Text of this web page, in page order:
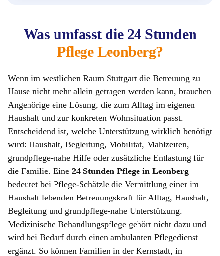
Was umfasst die 24 Stunden
Pflege Leonberg?
Wenn im westlichen Raum Stuttgart die Betreuung zu
Hause nicht mehr allein getragen werden kann, brauchen
Angehörige eine Lösung, die zum Alltag im eigenen
Haushalt und zur konkreten Wohnsituation passt.
Entscheidend ist, welche Unterstützung wirklich benötigt
wird: Haushalt, Begleitung, Mobilität, Mahlzeiten,
grundpflege-nahe Hilfe oder zusätzliche Entlastung für
die Familie. Eine 24 Stunden Pflege in Leonberg
bedeutet bei Pflege-Schätzle die Vermittlung einer im
Haushalt lebenden Betreuungskraft für Alltag, Haushalt,
Begleitung und grundpflege-nahe Unterstützung.
Medizinische Behandlungspflege gehört nicht dazu und
wird bei Bedarf durch einen ambulanten Pflegedienst
ergänzt. So können Familien in der Kernstadt, in